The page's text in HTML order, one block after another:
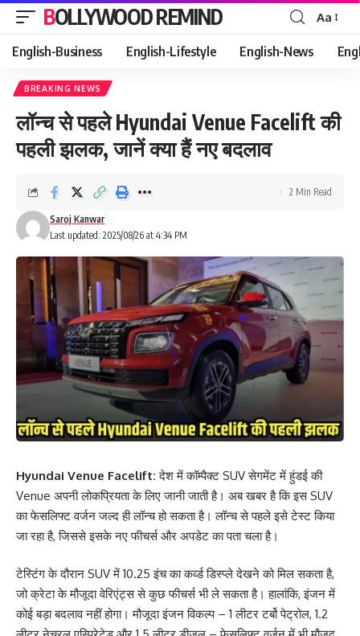
BOLLYWOOD REMIND
Font
Resizer
Aa
English-Business English-Lifestyle English-News
BREAKING NEWS
लॉन्च से पहले Hyundai Venue Facelift की
पहली झलक, जानें क्या हैं नए बदलाव
Last updated: 2025/08/26 at 4:34 PM
Saroj Kanwar
2 Min Read
Hyundai Venue Facelift:देश में कॉम्पैक्ट SUV सेगमेंट में हुंडई की
Venue अपनी लोकप्रियता के लिए जानी जाती है। अब खबर है कि इस SUV
का फेसलिफ्ट वर्जन जल्द ही लॉन्च हो सकता है। लॉन्च से पहले इसे टेस्ट किया
जा रहा है, जिससे इसके नए फीचर्स और अपडेट का पता चला है।
टेस्टिंग के दौरान SUV में 10.25 इंच का कर्व्ड डिस्प्ले देखने को मिल सकता है,
जो क्रेटा के मौजूदा वेरिएंट्स से कुछ फीचर्स भी ले सकता है। हालांकि, इंजन में
कोई बड़ा बदलाव नहीं होगा। मौजूदा इंजन विकल्प – 1 लीटर टर्बो पेट्रोल, 1.2